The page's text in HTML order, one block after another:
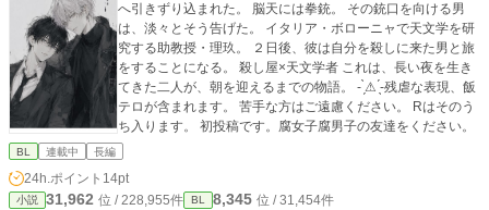
へ引きずり込まれた。 脳天には拳銃。 その銃口を向ける男
は、淡々とそう告げた。 イタリア・ボローニャで天文学を研
究する助教授・理玖。 ２日後、彼は自分を殺しに来た男と旅
をすることになる。 殺し屋×天文学者 これは、長い夜を生き
てきた二人が、朝を迎えるまでの物語。 - ̗̀⚠︎ ̖́-残虐な表現、飯
テロが含まれます。 苦手な方はご遠慮ください。 Rはそのう
ち入ります。 初投稿です。腐女子腐男子の友達をください。
BL 連載中 長編
24h.ポイント 14pt
小説 31,962 位 / 228,955件 BL 8,345 位 / 31,454件